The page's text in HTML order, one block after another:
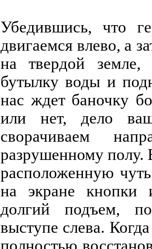
Убедившись, что
двигаемся влево, а
на твердой
бутылку воды и
нас ждет баночку
или нет, дело
сворачиваем
разрушенному полу.
расположенную
на экране кнопки
долгий подъем,
выступе слева.